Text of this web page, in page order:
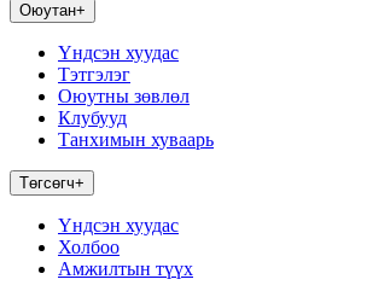
Оюутан+
Үндсэн хуудас
Тэтгэлэг
Оюутны зөвлөл
Клубууд
Танхимын хуваарь
Төгсөгч+
Үндсэн хуудас
Холбоо
Амжилтын түүх